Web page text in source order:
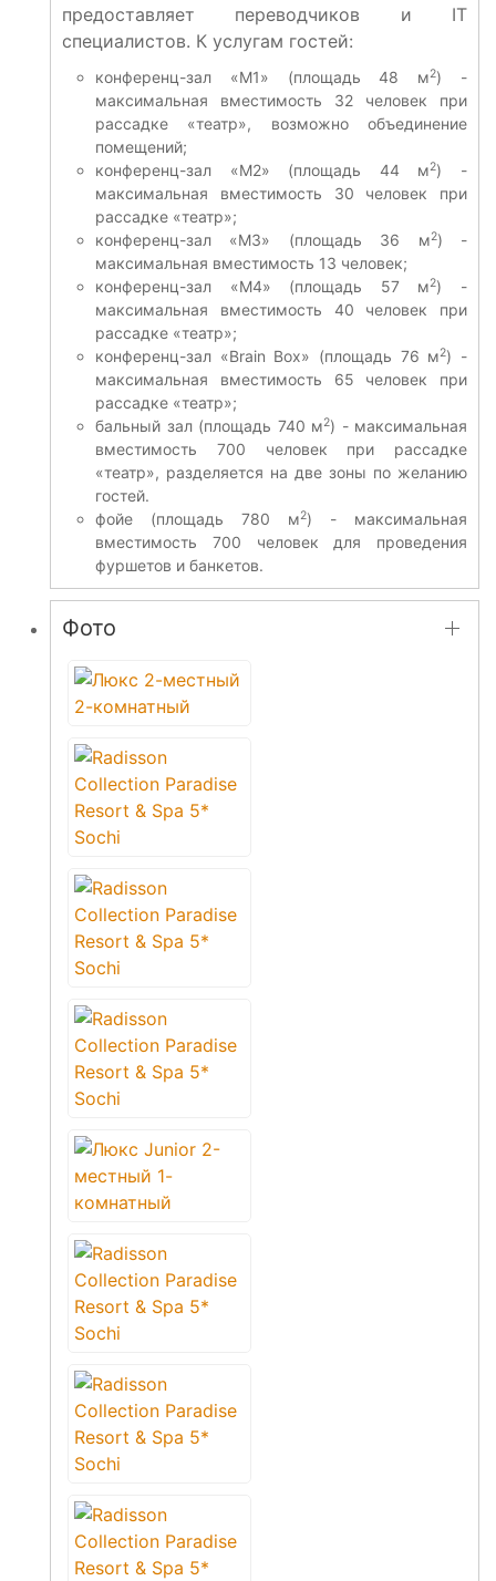
предоставляет переводчиков и IT
специалистов. К услугам гостей:
конференц-зал «М1» (площадь 48 м2) -
максимальная вместимость 32 человек при
рассадке «театр», возможно объединение
помещений;
конференц-зал «М2» (площадь 44 м2) -
максимальная вместимость 30 человек при
рассадке «театр»;
конференц-зал «М3» (площадь 36 м2) -
максимальная вместимость 13 человек;
конференц-зал «М4» (площадь 57 м2) -
максимальная вместимость 40 человек при
рассадке «театр»;
конференц-зал «Brain Box» (площадь 76 м2) -
максимальная вместимость 65 человек при
рассадке «театр»;
бальный зал (площадь 740 м2) - максимальная
вместимость 700 человек при рассадке
«театр», разделяется на две зоны по желанию
гостей.
фойе (площадь 780 м2) - максимальная
вместимость 700 человек для проведения
фуршетов и банкетов.
Фото